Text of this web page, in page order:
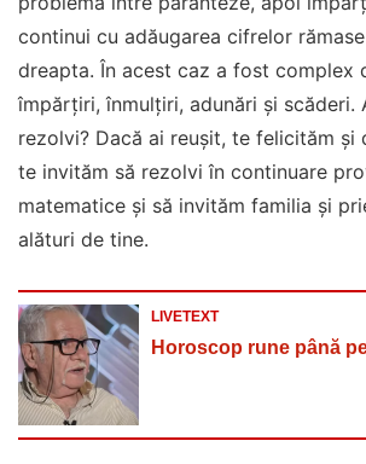
continui cu adăugarea cifrelor
dreapta. În acest caz a fost complex
împărțiri, înmulțiri, adunări și scăderi.
rezolvi? Dacă ai reușit, te felicităm și
te invităm să rezolvi în continuare
matematice și să invităm familia și
alături de tine.
LIVETEXT
Horoscop rune până